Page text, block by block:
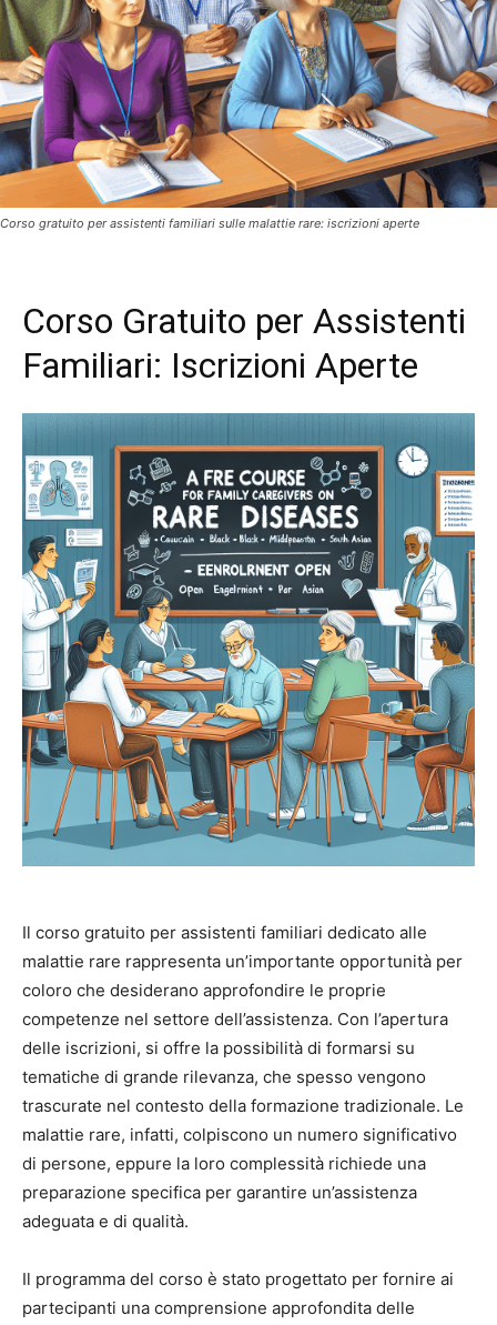
Corso gratuito per assistenti familiari sulle malattie rare: iscrizioni aperte
Corso Gratuito per Assistenti
Familiari: Iscrizioni Aperte
Il corso gratuito per assistenti familiari dedicato alle
malattie rare rappresenta un’importante opportunità per
coloro che desiderano approfondire le proprie
competenze nel settore dell’assistenza. Con l’apertura
delle iscrizioni, si offre la possibilità di formarsi su
tematiche di grande rilevanza, che spesso vengono
trascurate nel contesto della formazione tradizionale. Le
malattie rare, infatti, colpiscono un numero significativo
di persone, eppure la loro complessità richiede una
preparazione specifica per garantire un’assistenza
adeguata e di qualità.
Il programma del corso è stato progettato per fornire ai
partecipanti una comprensione approfondita delle